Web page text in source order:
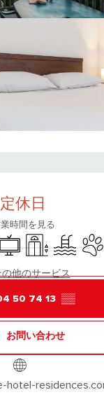
と連
定休日
時間を見る
Lift Swimming
他のサービス
50 74 13 ▒▒
お問い合わせ
hotel-